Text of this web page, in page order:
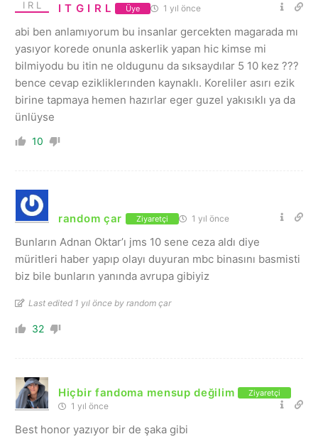
I T G I R L Üye 1 yıl önce
abi ben anlamıyorum bu insanlar gercekten magarada mı
yasıyor korede onunla askerlik yapan hic kimse mi
bilmiyodu bu itin ne oldugunu da sıksaydılar 5 10 kez ???
bence cevap ezikliklerınden kaynaklı. Koreliler asırı ezik
birine tapmaya hemen hazırlar eger guzel yakısıklı ya da
ünlüyse
10
random çar Ziyaretçi 1 yıl önce
Bunların Adnan Oktar’ı jms 10 sene ceza aldı diye
müritleri haber yapıp olayı duyuran mbc binasını basmisti
biz bile bunların yanında avrupa gibiyiz
Last edited 1 yıl önce by random çar
32
Hiçbir fandoma mensup değilim Ziyaretçi
1 yıl önce
Best honor yazıyor bir de şaka gibi